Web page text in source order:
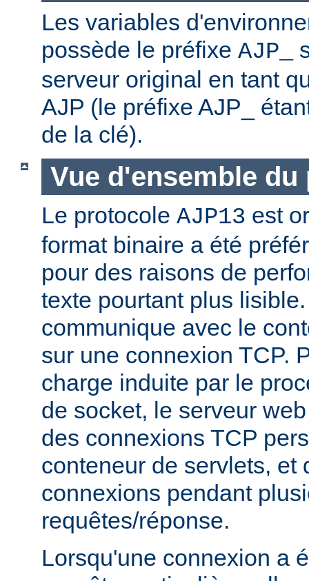
Les variables
possède le préfixe AJP_
serveur original en tant
AJP (le préfixe AJP_
de la clé).
Vue d'ensemble
Le protocole AJP13 est
format binaire a été
pour des raisons de
texte pourtant plus
communique avec le
sur une connexion TCP.
charge induite par le
de socket, le serveur
des connexions TCP
conteneur de servlets, et
connexions pendant
requêtes/réponse.
Lorsqu'une connexion a